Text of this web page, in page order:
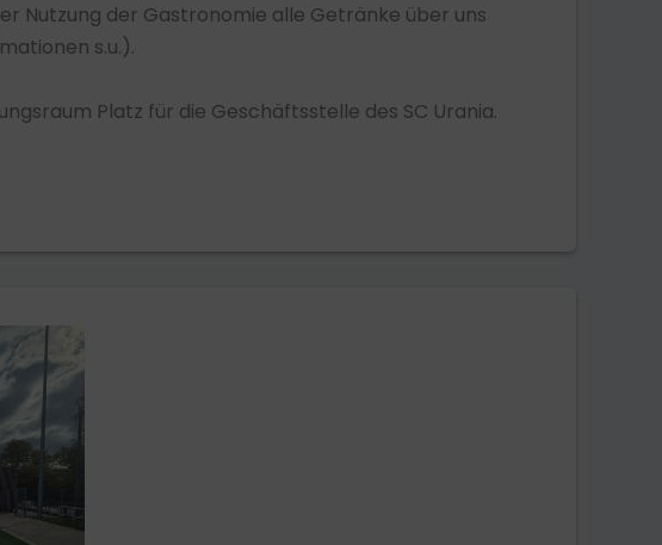
Nutzung der Gastronomie alle Getränke über uns
s.u.)​.
Platz für die Geschäftsstelle des SC Urania.